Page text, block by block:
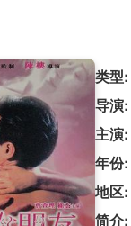
类型:
导演:
主演:
年份:
地区:
简介: